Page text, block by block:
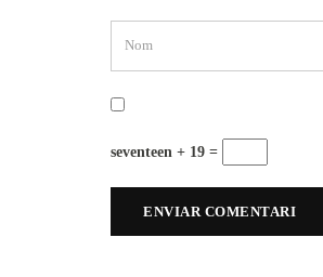
seventeen + 19 =